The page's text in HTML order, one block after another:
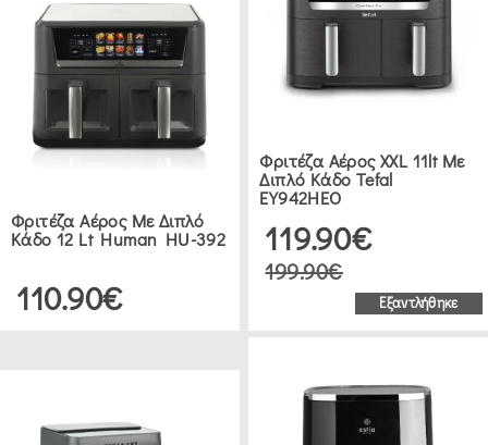
Φριτέζα Αέρος Με Διπλό
Κάδο 12 Lt Human HU-392
110.90€
Φριτέζα Αέρος XXL 11lt Με
Διπλό Κάδο Tefal
EY942HEO
119.90€
199.90€
Εξαντλήθηκε